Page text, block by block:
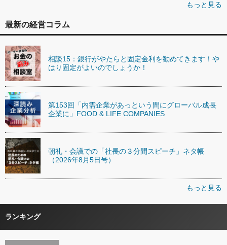
もっと見る
最新の経営コラム
相談15：銀行がやたらと固定金利を勧めてきます！や
はり固定がよいのでしょうか！
第153回「内需企業があっという間にグローバル成長
企業に」FOOD & LIFE COMPANIES
朝礼・会議での「社長の３分間スピーチ」ネタ帳
（2026年8月5日号）
もっと見る
ランキング